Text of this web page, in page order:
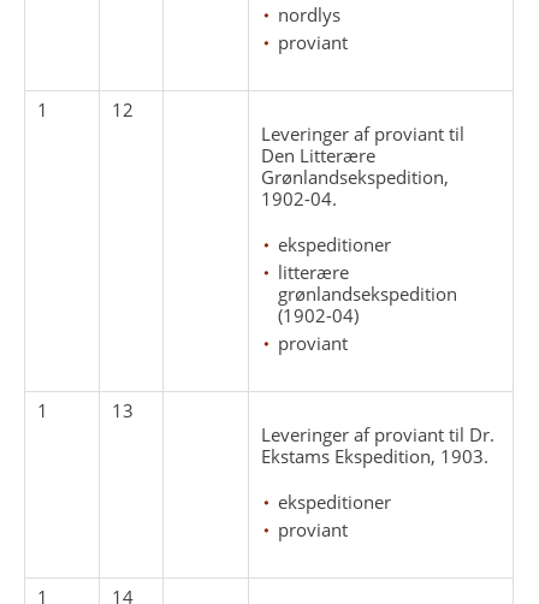
nordlys
proviant
1
12
Leveringer af proviant til
Den Litterære
Grønlandsekspedition,
1902-04.
ekspeditioner
litterære
grønlandsekspedition
(1902-04)
proviant
1
13
Leveringer af proviant til Dr.
Ekstams Ekspedition, 1903.
ekspeditioner
proviant
1
14